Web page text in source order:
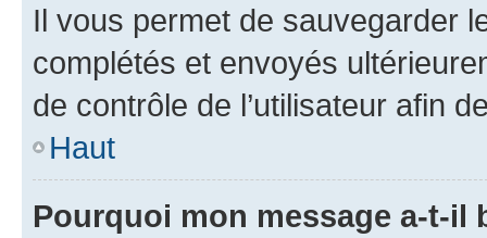
Il vous permet de sauvegarder
complétés et envoyés
de contrôle de l’utilisateur afin
Haut
Pourquoi mon message a-t-il